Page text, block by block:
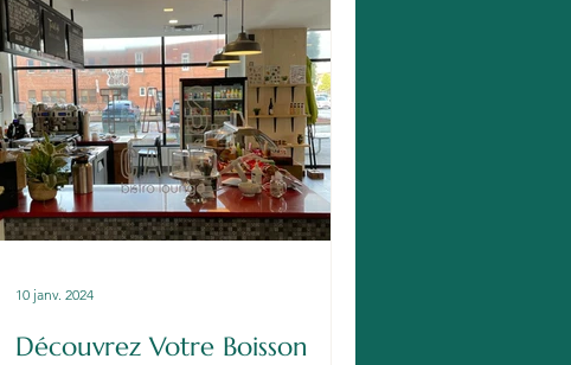
Découvrez Votre Boisson
10 janv. 2024